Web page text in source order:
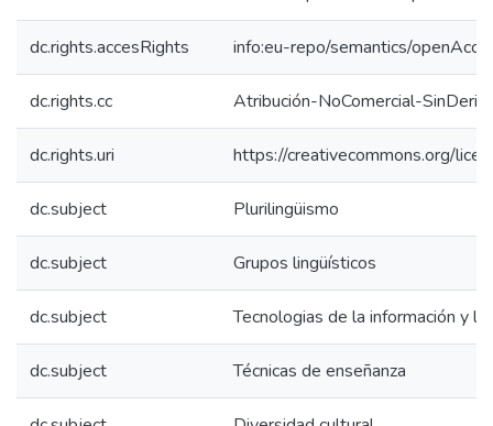
dc.rights.accesRights info:eu-repo/semantics/
dc.rights.cc Atribución-NoComercial-
dc.rights.uri https://creativecommons.org/
dc.subject Plurilingüismo
dc.subject Grupos lingüísticos
dc.subject Tecnologias de la información y la
dc.subject Técnicas de enseñanza